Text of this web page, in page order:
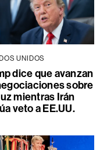
UNIDOS
dice que avanzan
sobre
mientras Irán
veto a EE.UU.